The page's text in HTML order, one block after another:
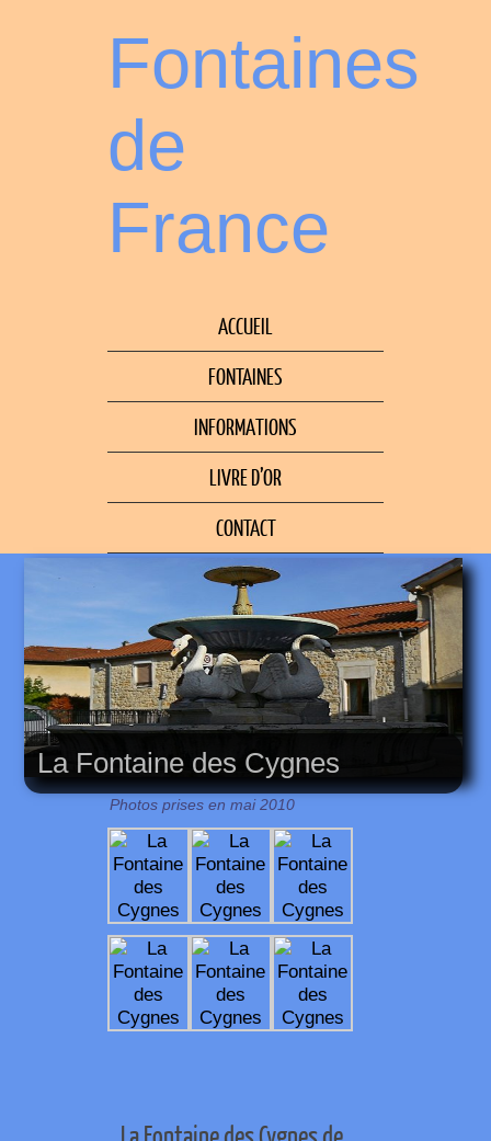
Fontaines
de
France
ACCUEIL
FONTAINES
INFORMATIONS
LIVRE D’OR
CONTACT
La Fontaine des Cygnes
Photos prises en mai 2010
La Fontaine des Cygnes de